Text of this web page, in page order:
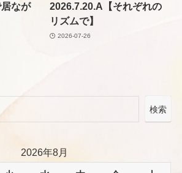
なが
2026.7.20.A【それぞれの
リズムで】
2026-07-26
検索
2026年8月